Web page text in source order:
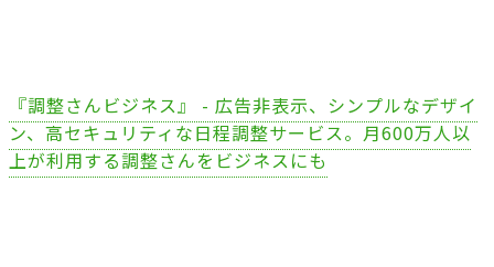
『調整さんビジネス』 - 広告非表示、シンプルなデザイ
ン、高セキュリティな日程調整サービス。月600万人以
上が利用する調整さんをビジネスにも